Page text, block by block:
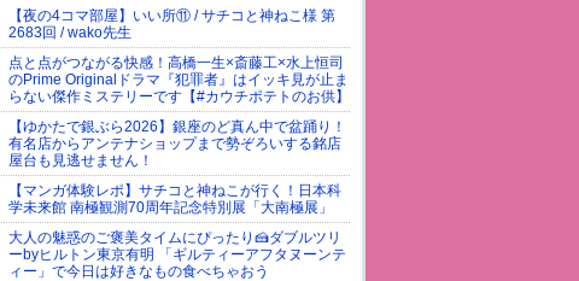
【夜の4コマ部屋】いい所⑪ / サチコと神ねこ様 第
2683回 / wako先生
点と点がつながる快感！高橋一生×斎藤工×水上恒司
のPrime Originalドラマ『犯罪者』はイッキ見が止ま
らない傑作ミステリーです【#カウチポテトのお供】
【ゆかたで銀ぶら2026】銀座のど真ん中で盆踊り！
有名店からアンテナショップまで勢ぞろいする銘店
屋台も見逃せません！
【マンガ体験レポ】サチコと神ねこが行く！日本科
学未来館 南極観測70周年記念特別展「大南極展」
大人の魅惑のご褒美タイムにぴったり🍰ダブルツリ
ーbyヒルトン東京有明 「ギルティーアフタヌーンテ
ィー」で今日は好きなもの食べちゃおう